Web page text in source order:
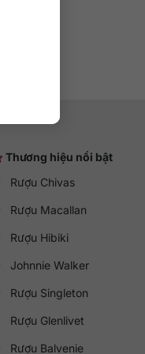
Thương hiệu nổi bật
Rượu Chivas
Rượu Macallan
Rượu Hibiki
Johnnie Walker
Rượu Singleton
Rượu Glenlivet
Rượu Balvenie